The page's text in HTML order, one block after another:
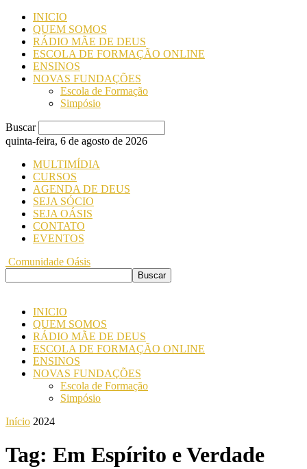
INICIO
QUEM SOMOS
RÁDIO MÃE DE DEUS
ESCOLA DE FORMAÇÃO ONLINE
ENSINOS
NOVAS FUNDAÇÕES
Escola de Formação
Simpósio
Buscar
quinta-feira, 6 de agosto de 2026
MULTIMÍDIA
CURSOS
AGENDA DE DEUS
SEJA SÓCIO
SEJA OÁSIS
CONTATO
EVENTOS
Comunidade Oásis
INICIO
QUEM SOMOS
RÁDIO MÃE DE DEUS
ESCOLA DE FORMAÇÃO ONLINE
ENSINOS
NOVAS FUNDAÇÕES
Escola de Formação
Simpósio
Início 2024
Tag: Em Espírito e Verdade